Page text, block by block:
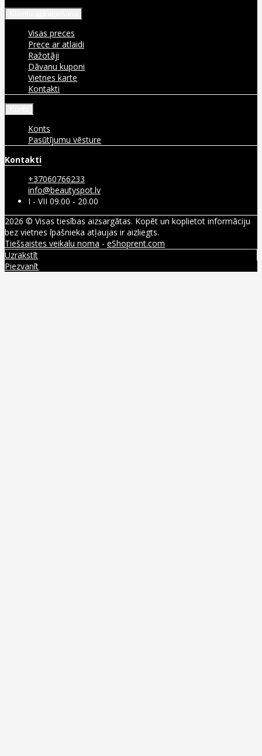
Visas preces
Prece ar atlaidi
Ražotāji
Dāvanu kuponi
Vietnes karte
Kontakti
Konts
Pasūtījumu vēsture
Kontakti
+37060766233
info@beautyspot.lv
I - VII 09.00 - 20.00
2026 © Visas tiesības aizsargātas. Kopēt un koplietot informāciju
bez vietnes īpašnieka atļaujas ir aizliegts.
Tiešsaistes veikalu noma - eShoprent.com
Uzrakstīt
Piezvanīt